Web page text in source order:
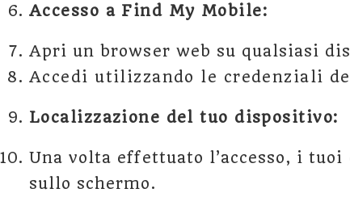
Accesso a Find My Mobile:
Apri un browser web su qualsiasi
Accedi utilizzando le credenziali
Localizzazione del tuo dispositivo:
Una volta effettuato l’accesso, i
sullo schermo.